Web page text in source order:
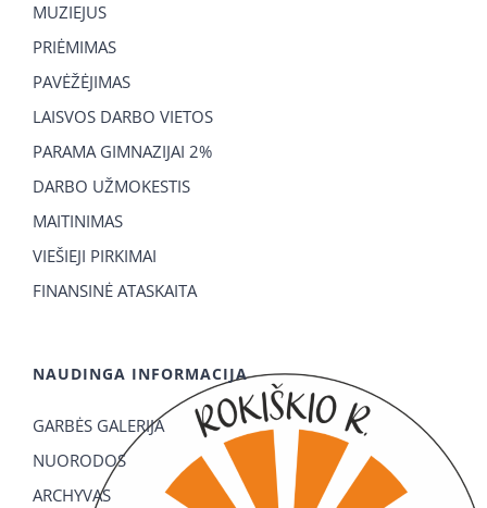
MUZIEJUS
PRIĖMIMAS
PAVĖŽĖJIMAS
LAISVOS DARBO VIETOS
PARAMA GIMNAZIJAI 2%
DARBO UŽMOKESTIS
MAITINIMAS
VIEŠIEJI PIRKIMAI
FINANSINĖ ATASKAITA
NAUDINGA INFORMACIJA
GARBĖS GALERIJA
NUORODOS
ARCHYVAS